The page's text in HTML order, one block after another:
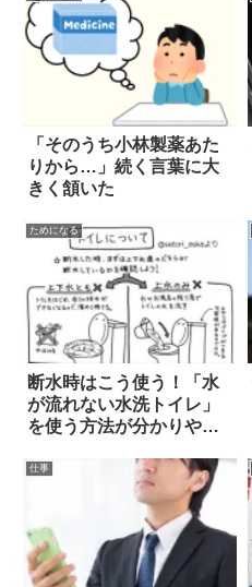
「そのうち小林製薬あた
りから…」続く言葉に大
きく頷いた
ためになる
断水時はこう使う！「水
が流れない水洗トイレ」
を使う方法が分かりやす
仕事